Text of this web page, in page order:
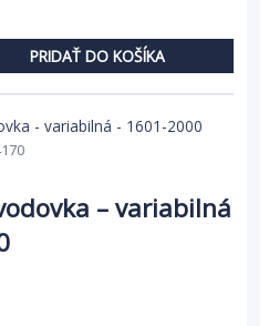
PRIDAŤ DO KOŠÍKA
– variabilná –